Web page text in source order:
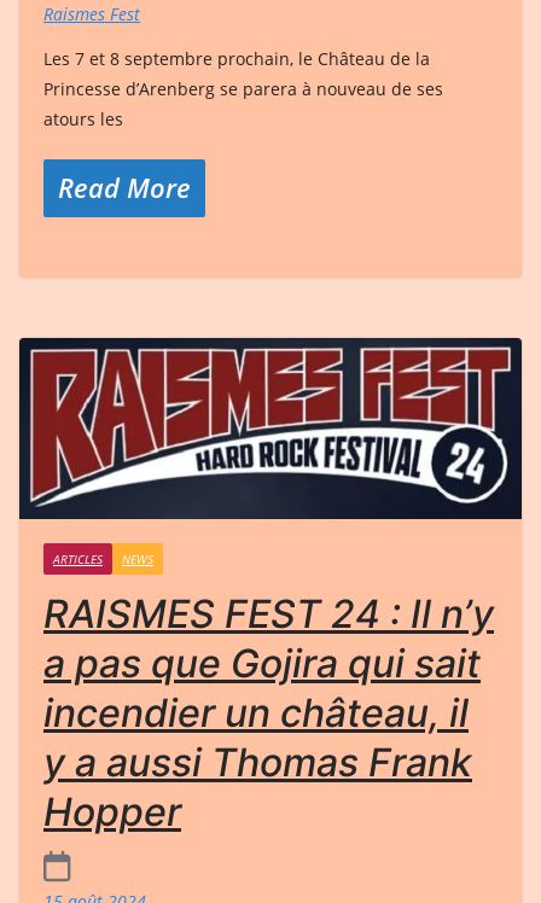
Raismes Fest
Les 7 et 8 septembre prochain, le Château de la
Princesse d’Arenberg se parera à nouveau de ses
atours les
Read More
ARTICLES NEWS
RAISMES FEST 24 : Il n’y
a pas que Gojira qui sait
incendier un château, il
y a aussi Thomas Frank
Hopper